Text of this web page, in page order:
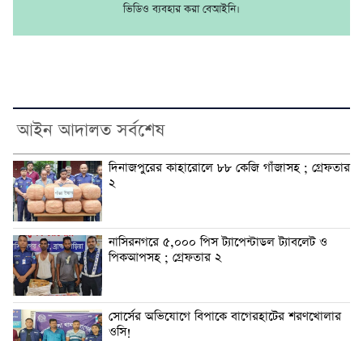
ভিডিও ব্যবহার করা বেআইনি।
আইন আদালত সর্বশেষ
দিনাজপুরের কাহারোলে ৮৮ কেজি গাঁজাসহ ; গ্রেফতার
২
নাসিরনগরে ৫,০০০ পিস ট্যাপেন্টাডল ট্যাবলেট ও
পিকআপসহ ; গ্রেফতার ২
সোর্সের অভিযোগে বিপাকে বাগেরহাটের শরণখোলার
ওসি!